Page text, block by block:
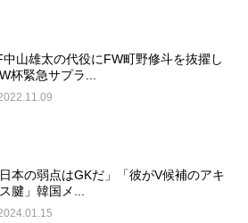
中山雄太の代役にFW町野修斗を抜擢し
杯緊急サプラ...
日本の弱点はGKだ」「彼がV候補のアキ
腱」韓国メ...